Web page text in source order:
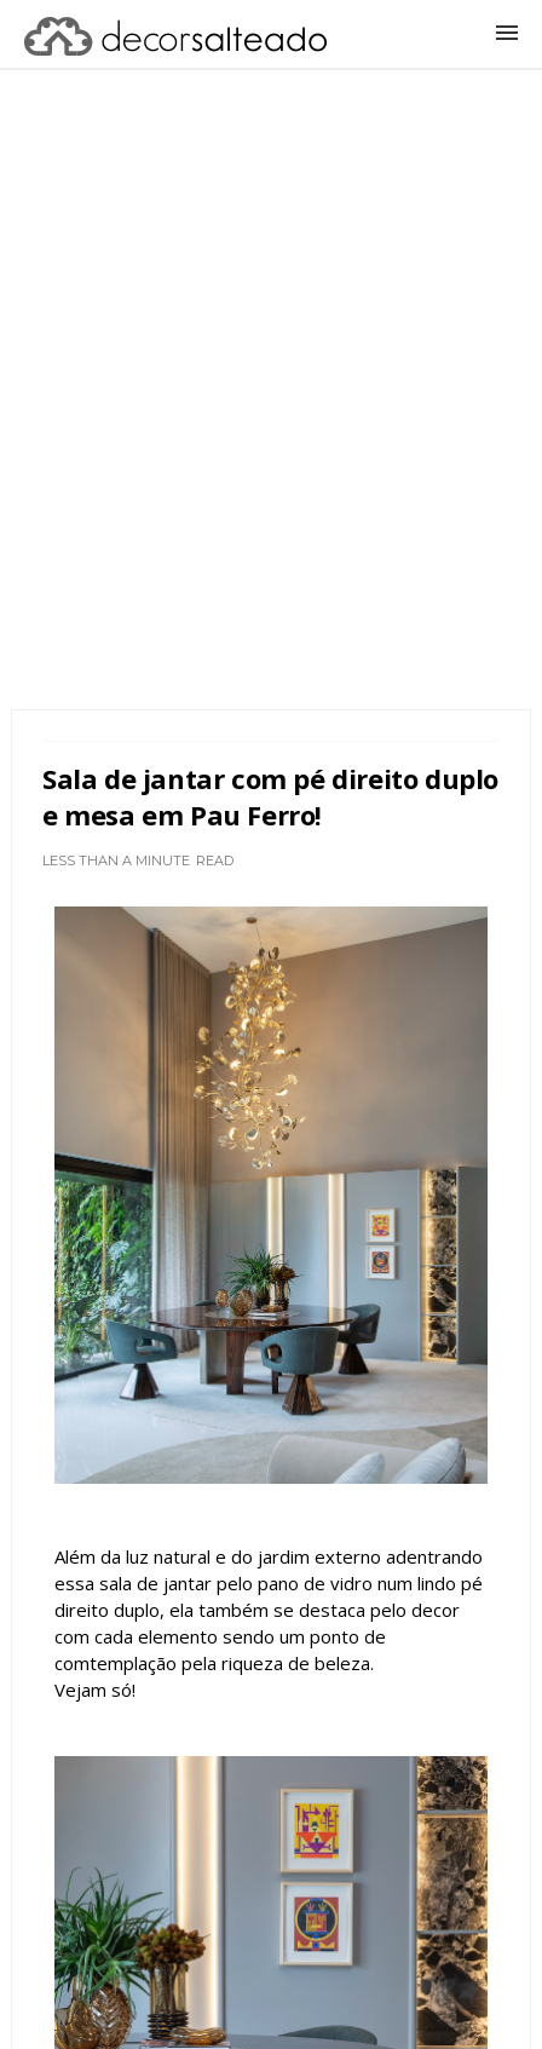
Sala de jantar com pé direito duplo
e mesa em Pau Ferro!
LESS THAN A MINUTE READ
Além da luz natural e do jardim externo adentrando
essa sala de jantar pelo pano de vidro num lindo pé
direito duplo, ela também se destaca pelo decor
com cada elemento sendo um ponto de
comtemplação pela riqueza de beleza.
Vejam só!